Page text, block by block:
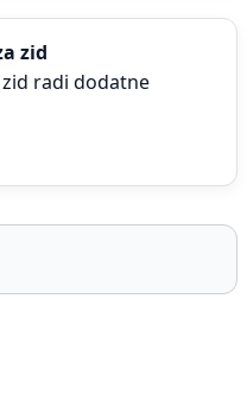
zid
radi dodatne